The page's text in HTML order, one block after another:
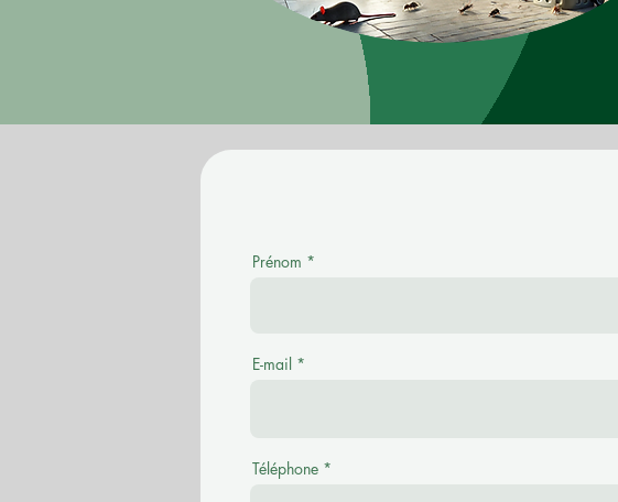
Prénom
E-mail
Téléphone